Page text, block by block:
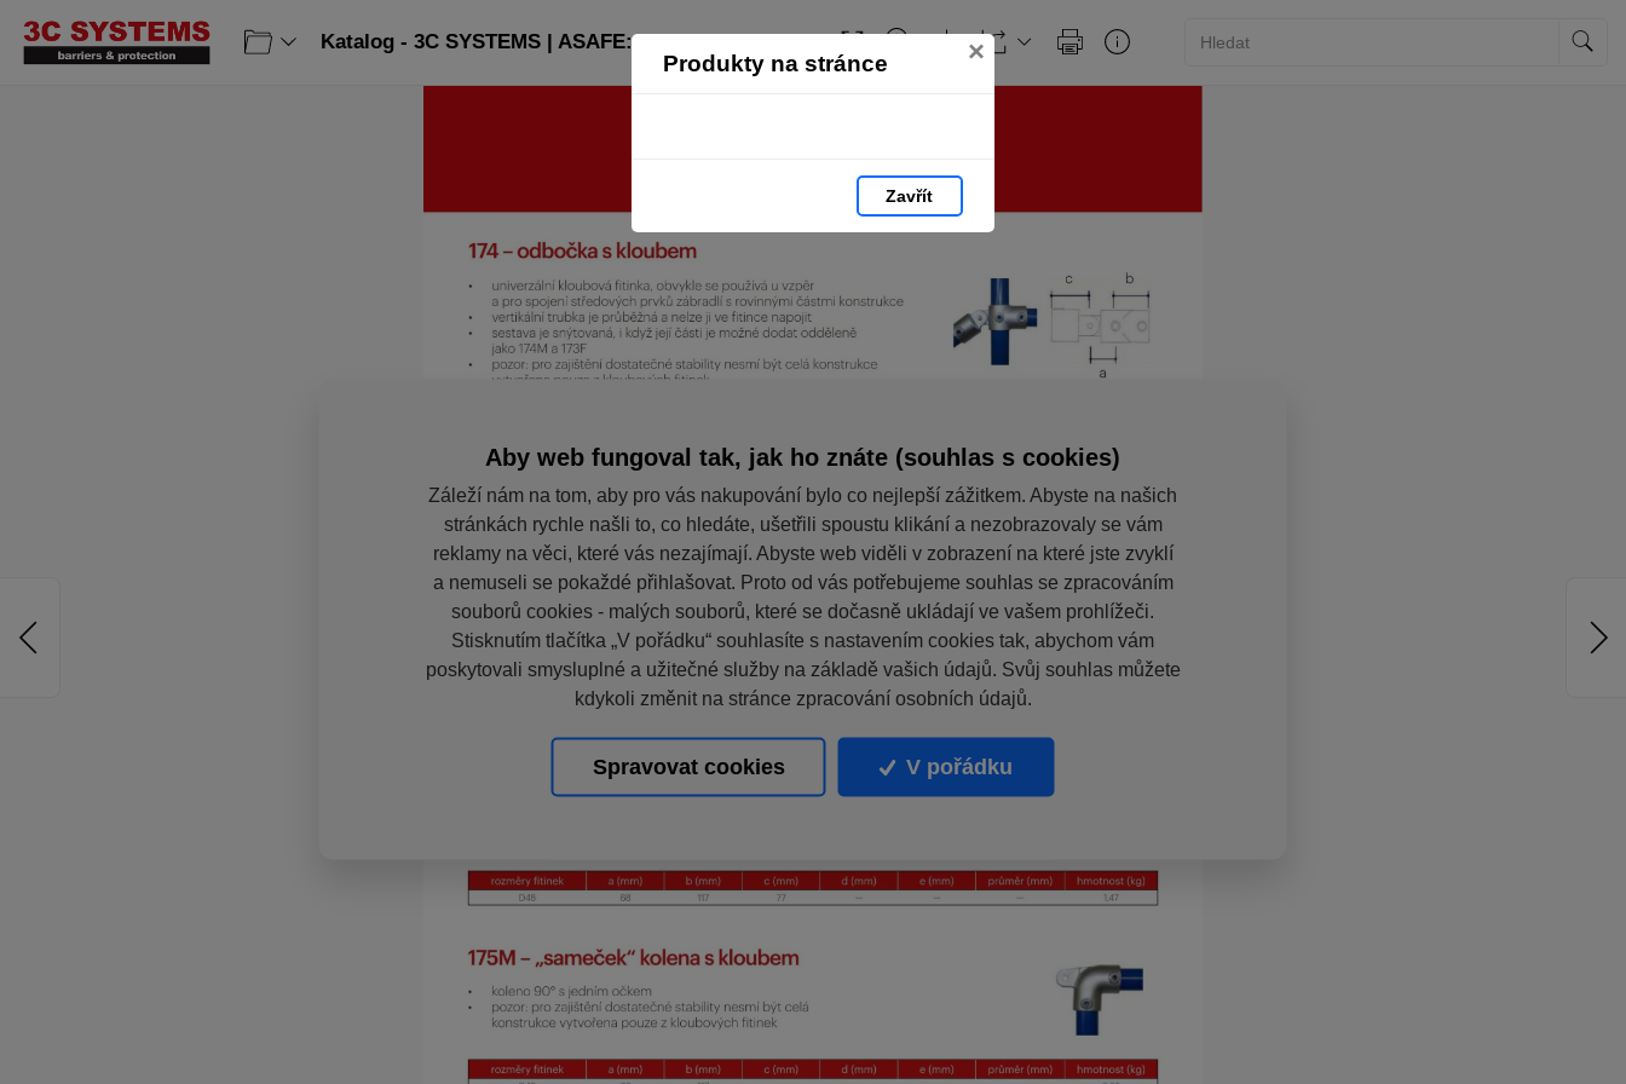
Produkty na stránce ×
Zavřít
Katalog - 3C SYSTEMS | ASAFE: strana 238
Aby web fungoval tak, jak ho znáte (souhlas s cookies)
Záleží nám na tom, aby pro vás nakupování bylo co nejlepší zážitkem. Abyste na našich
stránkách rychle našli to, co hledáte, ušetřili spoustu klikání a nezobrazovaly se vám
reklamy na věci, které vás nezajímají. Abyste web viděli v zobrazení na které jste zvyklí
a nemuseli se pokaždé přihlašovat. Proto od vás potřebujeme souhlas se zpracováním
souborů cookies - malých souborů, které se dočasně ukládají ve vašem prohlížeči.
Stisknutím tlačítka „V pořádku“ souhlasíte s nastavením cookies tak, abychom vám
poskytovali smysluplné a užitečné služby na základě vašich údajů. Svůj souhlas můžete
kdykoli změnit na stránce zpracování osobních údajů.
Spravovat cookies V pořádku